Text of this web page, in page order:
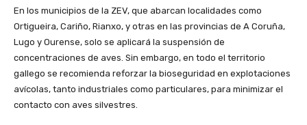
En los municipios de la ZEV, que abarcan localidades como
Ortigueira, Cariño, Rianxo, y otras en las provincias de A Coruña,
Lugo y Ourense, solo se aplicará la suspensión de
concentraciones de aves. Sin embargo, en todo el territorio
gallego se recomienda reforzar la bioseguridad en explotaciones
avícolas, tanto industriales como particulares, para minimizar el
contacto con aves silvestres.